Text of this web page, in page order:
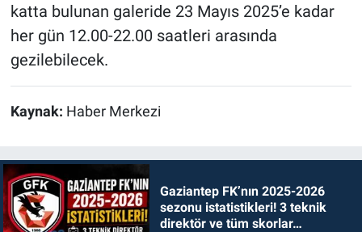
katta bulunan galeride 23 Mayıs 2025’e kadar
her gün 12.00-22.00 saatleri arasında
gezilebilecek.
Kaynak: Haber Merkezi
Gaziantep FK’nın 2025-2026
sezonu istatistikleri! 3 teknik
direktör ve tüm skorlar…